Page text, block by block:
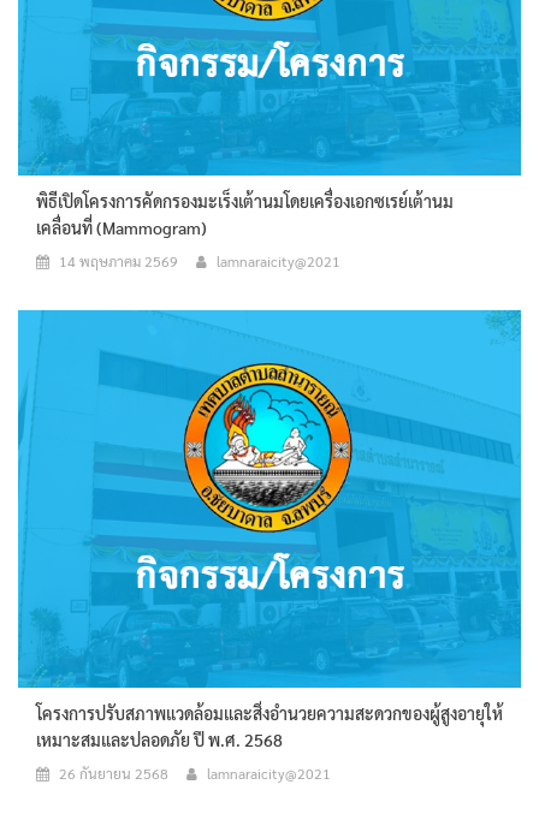
พิธีเปิดโครงการคัดกรองมะเร็งเต้านมโดยเครื่องเอกซเรย์เต้านม
เคลื่อนที่ (Mammogram)
14 พฤษภาคม 2569 lamnaraicity@2021
โครงการปรับสภาพแวดล้อมและสิ่งอำนวยความสะดวกของผู้สูงอายุให้
เหมาะสมและปลอดภัย ปี พ.ศ. 2568
26 กันยายน 2568 lamnaraicity@2021